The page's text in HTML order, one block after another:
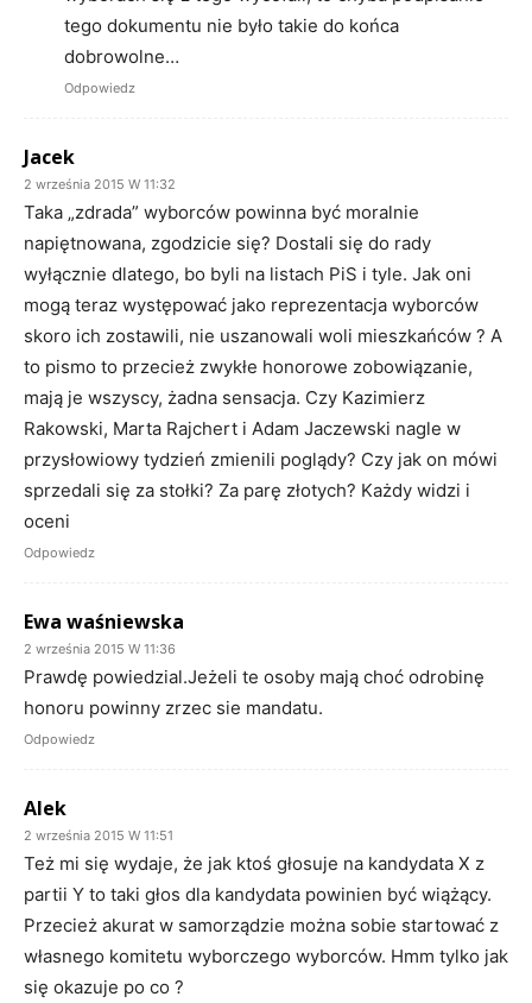
tego dokumentu nie było takie do końca
dobrowolne…
Odpowiedz
Jacek
2 września 2015 W 11:32
Taka „zdrada” wyborców powinna być moralnie
napiętnowana, zgodzicie się? Dostali się do rady
wyłącznie dlatego, bo byli na listach PiS i tyle. Jak oni
mogą teraz występować jako reprezentacja wyborców
skoro ich zostawili, nie uszanowali woli mieszkańców ? A
to pismo to przecież zwykłe honorowe zobowiązanie,
mają je wszyscy, żadna sensacja. Czy Kazimierz
Rakowski, Marta Rajchert i Adam Jaczewski nagle w
przysłowiowy tydzień zmienili poglądy? Czy jak on mówi
sprzedali się za stołki? Za parę złotych? Każdy widzi i
oceni
Odpowiedz
Ewa waśniewska
2 września 2015 W 11:36
Prawdę powiedzial.Jeżeli te osoby mają choć odrobinę
honoru powinny zrzec sie mandatu.
Odpowiedz
Alek
2 września 2015 W 11:51
Też mi się wydaje, że jak ktoś głosuje na kandydata X z
partii Y to taki głos dla kandydata powinien być wiążący.
Przecież akurat w samorządzie można sobie startować z
własnego komitetu wyborczego wyborców. Hmm tylko jak
się okazuje po co ?